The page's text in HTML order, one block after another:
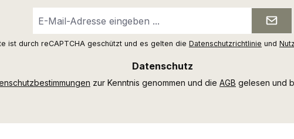
Mail-
ist durch reCAPTCHA geschützt und es gelten die Datenschutzrichtlinie und
Datenschutz
zur Kenntnis genommen und die AGB gelesen und